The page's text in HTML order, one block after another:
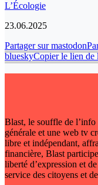
L’Écologie
23.06.2025
Partager sur mastodon
blueskyCopier le lien de
Blast, le souffle de l’info
générale et une web tv
libre et indépendant,
financière, Blast
liberté d’expression et
service des citoyens et